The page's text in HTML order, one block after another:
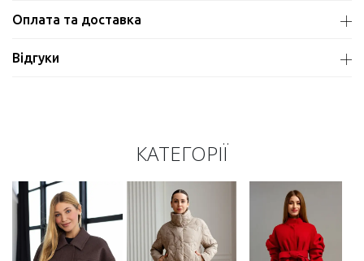
Оплата та доставка
Відгуки
КАТЕГОРІЇ